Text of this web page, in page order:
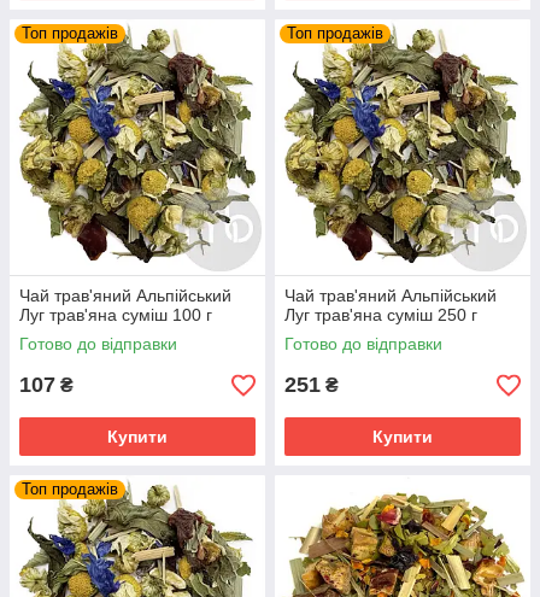
Топ продажів
Чай трав'яний Альпійський
Луг трав'яна суміш 100 г
Готово до відправки
107 ₴
Купити
Топ продажів
Чай трав'яний Альпійський
Луг трав'яна суміш 250 г
Готово до відправки
251 ₴
Купити
Топ продажів